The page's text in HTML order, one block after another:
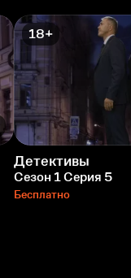
18+
Детективы
Сезон 1 Серия 5
Бесплатно